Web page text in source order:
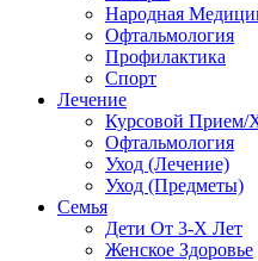
Народная
Офтальмология
Профилактика
Спорт
Лечение
Курсовой Прием/
Офтальмология
Уход (Лечение)
Уход (Предметы)
Семья
Дети От 3-Х Лет
Женское Здоровье